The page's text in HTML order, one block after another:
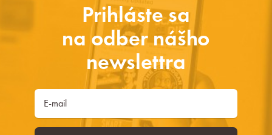
Prihláste sa
na odber nášho
newslettra